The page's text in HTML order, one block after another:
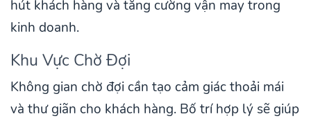
hút khách hàng và tăng cường vận may trong
kinh doanh.
Khu Vực Chờ Đợi
Không gian chờ đợi cần tạo cảm giác thoải mái
và thư giãn cho khách hàng. Bố trí hợp lý sẽ giúp